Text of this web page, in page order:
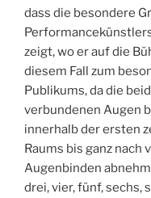
dass die besondere
zeigt, wo er auf die
diesem Fall zum
Publikums, da die
verbundenen Augen
innerhalb der ersten
Raums bis ganz nach
Augenbinden
drei, vier, fünf, sechs,